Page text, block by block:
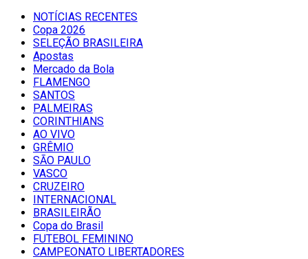
NOTÍCIAS RECENTES
Copa 2026
SELEÇÃO BRASILEIRA
Apostas
Mercado da Bola
FLAMENGO
SANTOS
PALMEIRAS
CORINTHIANS
AO VIVO
GRÊMIO
SĀO PAULO
VASCO
CRUZEIRO
INTERNACIONAL
BRASILEIRÃO
Copa do Brasil
FUTEBOL FEMININO
CAMPEONATO LIBERTADORES